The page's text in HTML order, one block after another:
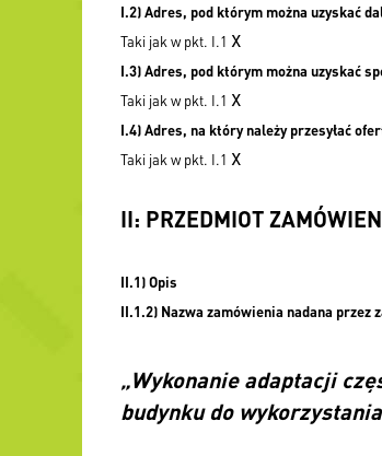
I.2) Adres, pod którym można uzyskać
Taki jak w pkt. I.1 x
I.3) Adres, pod którym można uzyskać
Taki jak w pkt. I.1 x
I.4) Adres, na który należy przesyłać
Taki jak w pkt. I.1 x
II: PRZEDMIOT
II.1) Opis
II.1.2) Nazwa zamówienia nadana przez
„Wykonanie adaptacji
budynku do